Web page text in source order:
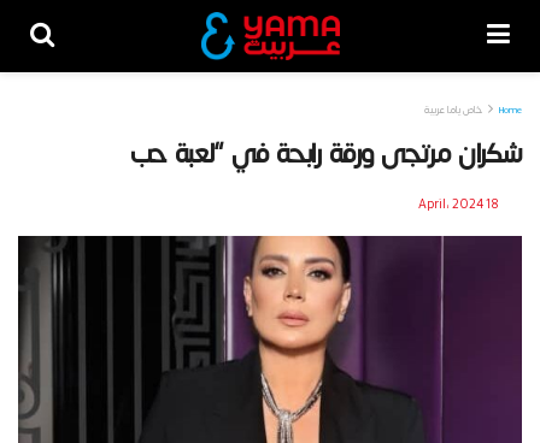
Home خاص ياما عربية
شكران مرتجى ورقة رابحة في “لعبة حب
18 April، 2024